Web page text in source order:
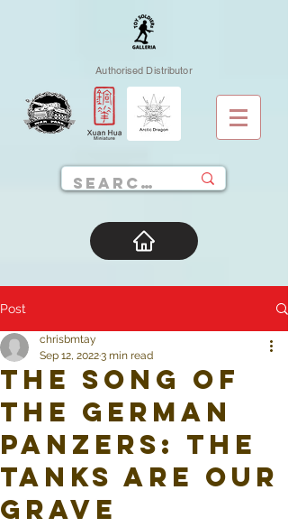
Authorised Distributor
Post
The Song of
the German
Panzers: The
Tanks Are Our
Grave
chrisbmtay
Sep 12, 20223 min read